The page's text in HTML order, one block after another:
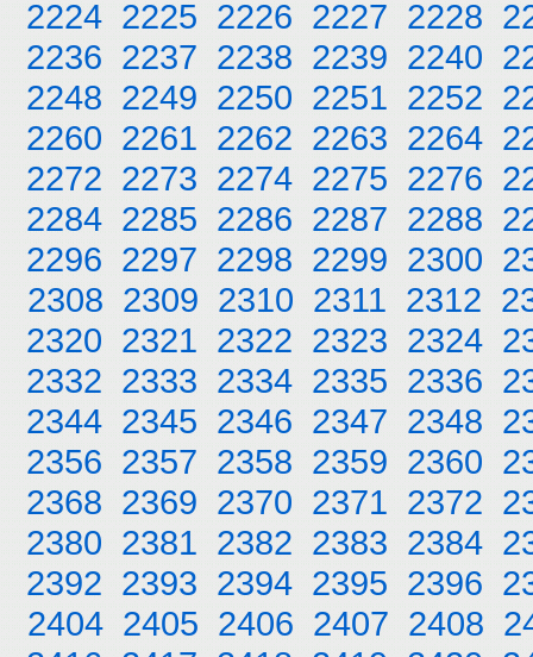
2224 2225 2226 2227 2228
2236 2237 2238 2239 2240
2248 2249 2250 2251 2252
2260 2261 2262 2263 2264
2272 2273 2274 2275 2276
2284 2285 2286 2287 2288
2296 2297 2298 2299 2300
2308 2309 2310 2311 2312
2320 2321 2322 2323 2324
2332 2333 2334 2335 2336
2344 2345 2346 2347 2348
2356 2357 2358 2359 2360
2368 2369 2370 2371 2372
2380 2381 2382 2383 2384
2392 2393 2394 2395 2396
2404 2405 2406 2407 2408